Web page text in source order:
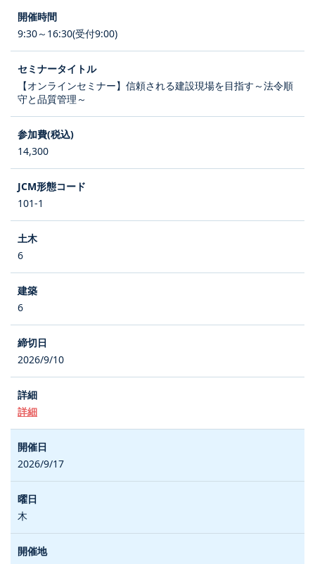
9:30～16:30(受付9:00)
【オンラインセミナー】信頼される建設現場を目指す～法令順
守と品質管理～
14,300
101-1
6
6
2026/9/10
詳細
2026/9/17
木